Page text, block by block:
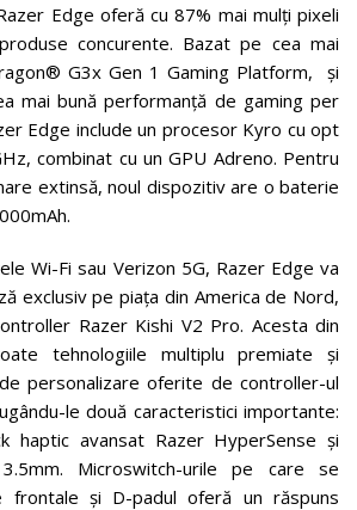
Edge oferă cu 87% mai mulți pixeli
concurente. Bazat pe cea mai
G3x Gen 1 Gaming Platform, și
mai bună performanță de gaming per
Edge include un procesor Kyro cu opt
combinat cu un GPU Adreno. Pentru
extinsă, noul dispozitiv are o baterie
Wi-Fi sau Verizon 5G, Razer Edge va
exclusiv pe piața din America de Nord,
Razer Kishi V2 Pro. Acesta din
tehnologiile multiplu premiate și
personalizare oferite de controller-ul
le două caracteristici importante:
haptic avansat Razer HyperSense și
Microswitch-urile pe care se
frontale și D-padul oferă un răspuns